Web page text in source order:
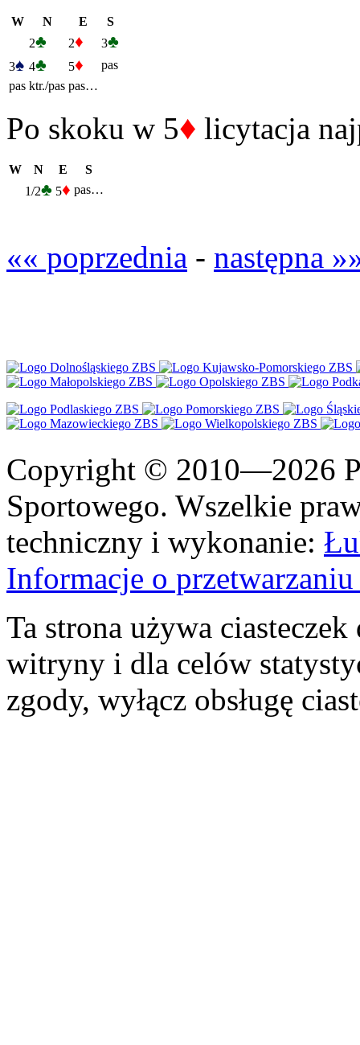
W N E
S
2♣ 2♦ 3♣
3♠ 4♣ 5♦
pas
pas ktr./pas pas…
Po skoku w 5♦ licytacja
W N E
S
1/2♣ 5♦ pas…
«« poprzednia - następna
Copyright © 2010—2026
Sportowego. Wszelkie
techniczny i wykonanie:
Informacje o
Ta strona używa
witryny i dla celów
zgody, wyłącz obsługę